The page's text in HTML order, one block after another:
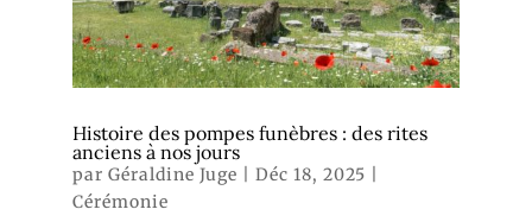
Histoire des pompes funèbres : des rites
anciens à nos jours
par Géraldine Juge Déc 18, 2025
Cérémonie